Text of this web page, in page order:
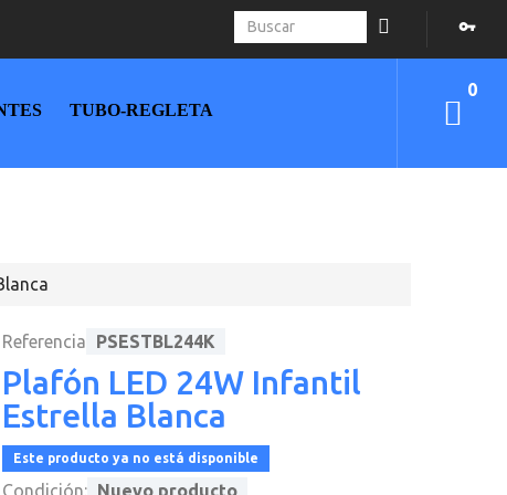
0
TUBO-REGLETA
Referencia
PSESTBL244K
Plafón LED 24W Infantil
Estrella Blanca
Este producto ya no está disponible
Condición: Nuevo producto